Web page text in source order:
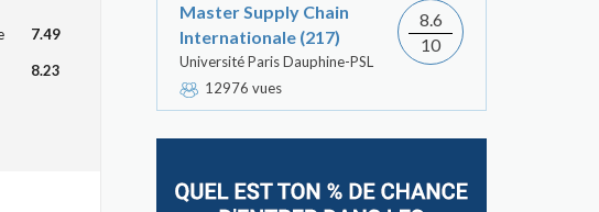
7.49
8.23
Master Supply Chain
Internationale (217)
Université Paris Dauphine-PSL
12976 vues
8.6
10